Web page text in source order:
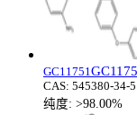
GC11751
CAS: 545380-34-5
纯度: >98.00%